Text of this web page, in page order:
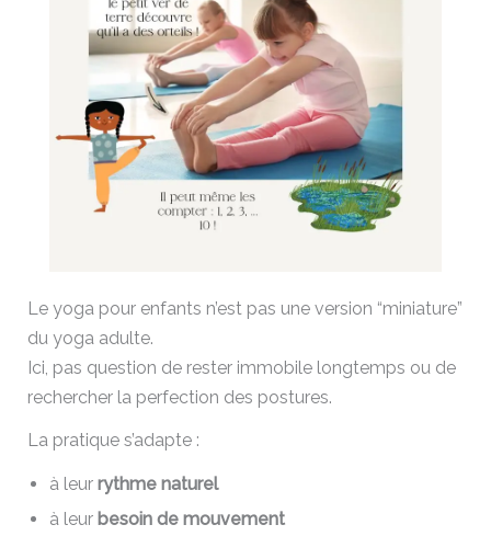
Le yoga pour enfants n’est pas une version “miniature”
du yoga adulte.
Ici, pas question de rester immobile longtemps ou de
rechercher la perfection des postures.
La pratique s’adapte :
à leurrythme naturel
à leur besoin de mouvement